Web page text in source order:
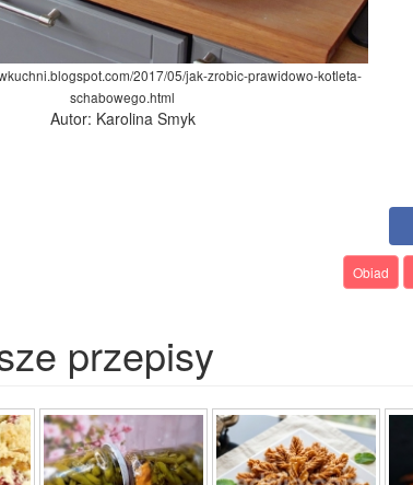
2017/05/jak-zrobic-prawidowo-kotleta-
schabowego.html
Autor: Karolina Smyk
Obiad
przepisy